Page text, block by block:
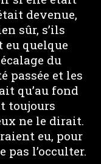
devenue,
sûr, s’ils
eu quelque
du
passée et les
qu’au fond
toujours
ne le dirait.
eu, pour
pas l’occulter.